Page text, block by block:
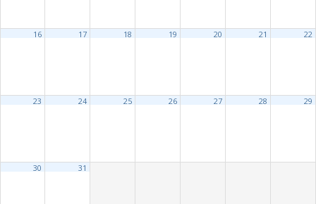
16 17 18 19 20 21 22
23 24 25 26 27 28 29
30 31